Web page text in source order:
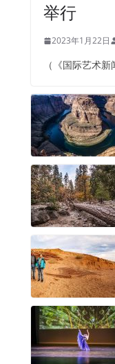
举行
2023年1月22日
（《国际艺术